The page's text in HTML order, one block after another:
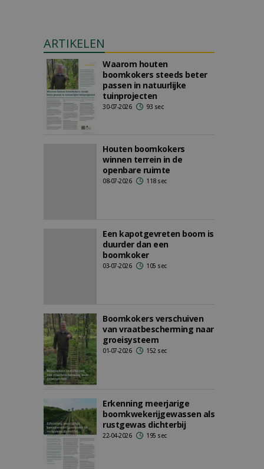
ARTIKELEN
Waarom houten
boomkokers steeds beter
passen in natuurlijke
tuinprojecten
30-07-2026 93 sec
Houten boomkokers
winnen terrein in de
openbare ruimte
08-07-2026 118 sec
Een kapotgevreten boom is
duurder dan een
boomkoker
03-07-2026 105 sec
Boomkokers verschuiven
van vraatbescherming naar
groeisysteem
01-07-2026 152 sec
Erkenning meerjarige
boomkwekerijgewassen als
rustgewas dichterbij
22-04-2026 195 sec